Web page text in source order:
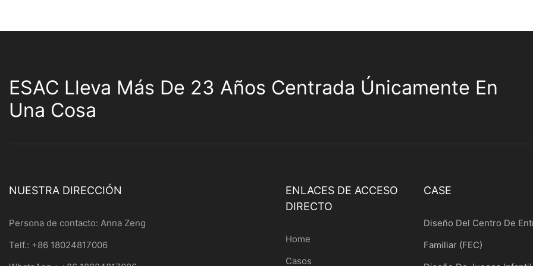
ESAC Lleva Más De 23 Años Centrada Únicamente En
Una Cosa
NUESTRA DIRECCIÓN
Persona de contacto: Anna Zeng
Telf.: +86 18024817006
ENLACES DE ACCESO
DIRECTO
Home
Casos
CASE
Diseño Del Centro De
Familiar (FEC)